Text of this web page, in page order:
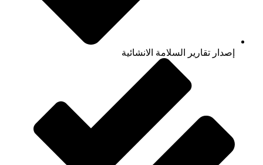
إصدار تقارير السلامة الانشائية